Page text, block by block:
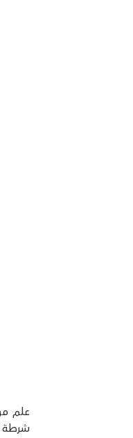
شرطة